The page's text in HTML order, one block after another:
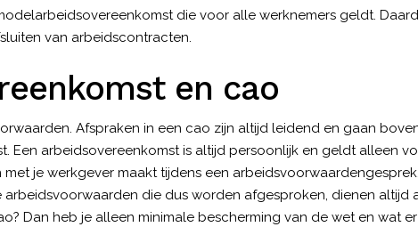
die voor alle werknemers geldt.
van arbeidscontracten.
en cao
. Afspraken in een cao zijn altijd leidend en gaan
Een arbeidsovereenkomst is altijd persoonlijk en geldt alleen
je werkgever maakt tijdens een arbeidsvoorwaardengesprek.
die dus worden afgesproken, dienen altijd
Dan heb je alleen minimale bescherming van de wet en wat